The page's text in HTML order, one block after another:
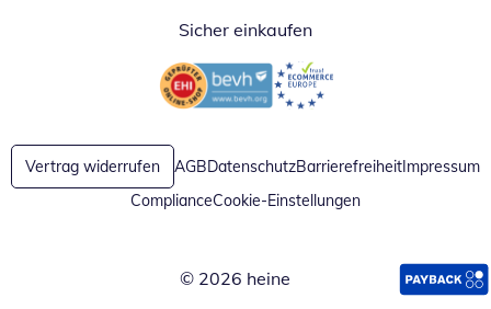
Sicher einkaufen
Öffnet in neuem FensterÖffnet in neuem Fenster
Vertrag widerrufen AGBDatenschutzBarrierefreiheitImpressum
ComplianceCookie-Einstellungen
© 2026 heine